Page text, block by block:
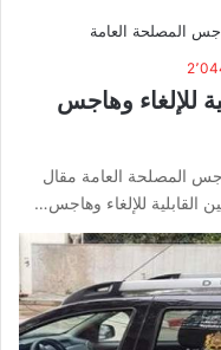
للإلغاء وهاجس
المصلحة العامة مقال
القابلية للإلغاء وهاجس…